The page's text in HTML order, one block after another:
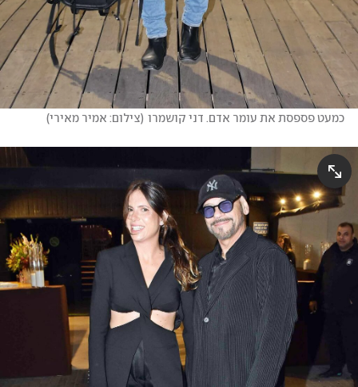
כמעט פספסת את עומר אדם. דני קושמרו (צילום: אמיר מאירי)